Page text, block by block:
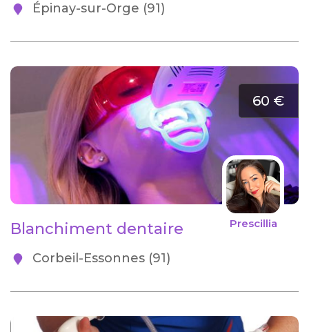
Épinay-sur-Orge (91)
60 €
Prescillia
Blanchiment dentaire
Corbeil-Essonnes (91)